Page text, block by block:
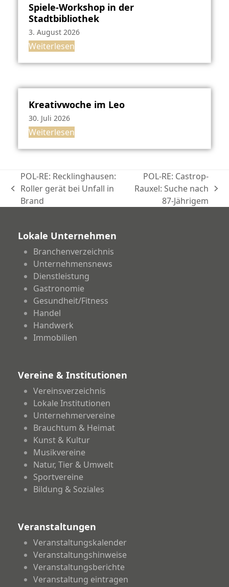
Spiele-Workshop in der
Stadtbibliothek
3. August 2026
Weiterlesen
Kreativwoche im Leo
30. Juli 2026
Weiterlesen
vorheriger
Beitrag:
POL-RE: Recklinghausen:
Roller gerät bei Unfall in
Brand
Nächster
Beitrag:
POL-RE: Castrop-
Rauxel: Suche nach
87-Jährigem
Lokale Unternehmen
Branchenverzeichnis
Unternehmensnews
Dienstleistung
Gastronomie
Gesundheit/Fitness
Handel
Handwerk
Immobilien
Vereine & Institutionen
Vereinsverzeichnis
Lokale Institutionen
Unternehmervereine
Brauchtum & Heimat
Kunst & Kultur
Musikvereine
Natur, Tier & Umwelt
Sportvereine
Bildung & Soziales
Veranstaltungen
Veranstaltungskalender
Veranstaltungshinweise
Veranstaltungsberichte
Veranstaltung eintragen